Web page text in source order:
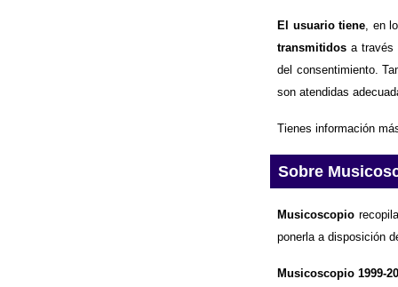
El usuario tiene , en
transmitidos a través
del consentimiento.
son atendidas
Tienes información
Sobre
Musicoscopio
ponerla a disposición
Musicoscopio 1999-